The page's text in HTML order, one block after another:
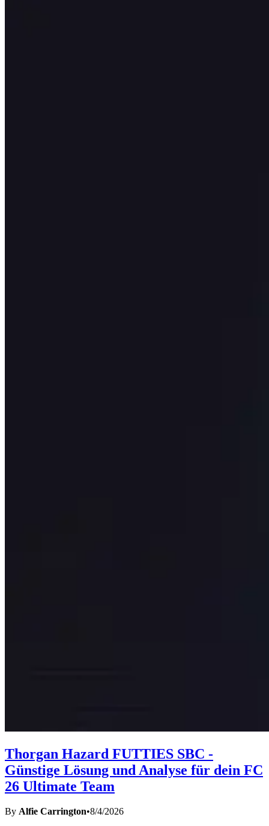
Thorgan Hazard FUTTIES SBC -
Günstige Lösung und Analyse für dein FC
26 Ultimate Team
By Alfie Carrington•8/4/2026